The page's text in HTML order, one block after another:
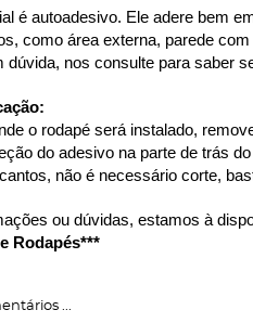
é autoadesivo. Ele adere bem
como área externa, parede
dúvida, nos consulte para saber
o rodapé será instalado,
do adesivo na parte de trás
não é necessário corte,
ou dúvidas, estamos à
Rodapés***
...